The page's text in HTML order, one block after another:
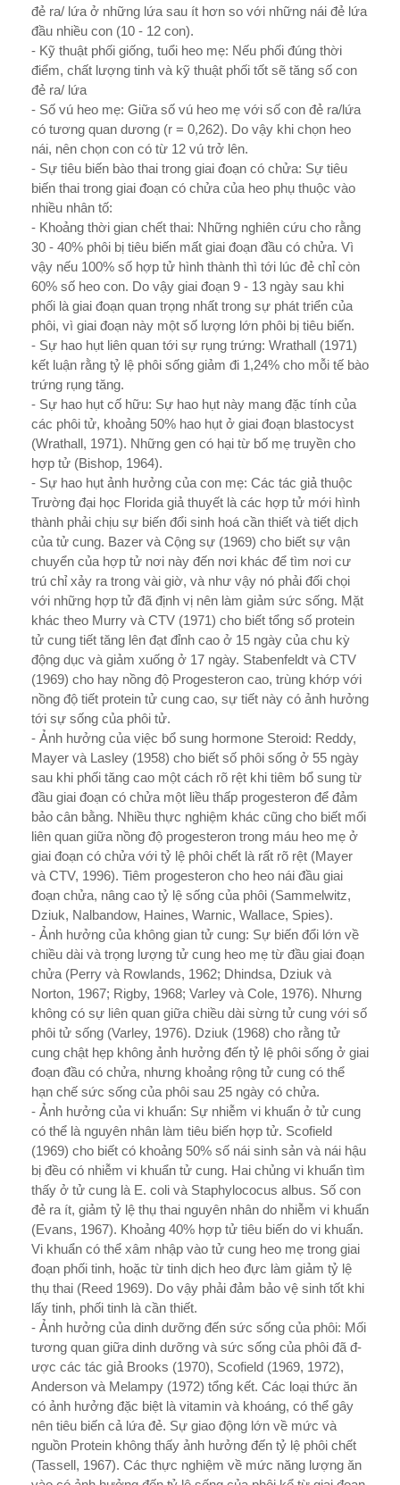
đẻ ra/ lứa ở những lứa sau ít hơn so với những nái đẻ lứa
đầu nhiều con (10 - 12 con).
- Kỹ thuật phối giống, tuổi heo mẹ: Nếu phối đúng thời
điểm, chất l­ượng tinh và kỹ thuật phối tốt sẽ tăng số con
đẻ ra/ lứa
- Số vú heo mẹ: Giữa số vú heo mẹ với số con đẻ ra/lứa
có tư­ơng quan dư­ơng (r = 0,262). Do vậy khi chọn heo
nái, nên chọn con có từ 12 vú trở lên.
- Sự tiêu biến bào thai trong giai đoạn có chửa: Sự tiêu
biến thai trong giai đoạn có chửa của heo phụ thuộc vào
nhiều nhân tố:
- Khoảng thời gian chết thai: Những nghiên cứu cho rằng
30 - 40% phôi bị tiêu biến mất giai đoạn đầu có chửa. Vì
vậy nếu 100% số hợp tử hình thành thì tới lúc đẻ chỉ còn
60% số heo con. Do vậy giai đoạn 9 - 13 ngày sau khi
phối là giai đoạn quan trọng nhất trong sự phát triển của
phôi, vì giai đoạn này một số l­ượng lớn phôi bị tiêu biến.
- Sự hao hụt liên quan tới sự rụng trứng: Wrathall (1971)
kết luận rằng tỷ lệ phôi sống giảm đi 1,24% cho mỗi tế bào
trứng rụng tăng.
- Sự hao hụt cố hữu: Sự hao hụt này mang đặc tính của
các phôi tử, khoảng 50% hao hụt ở giai đoạn blastocyst
(Wrathall, 1971). Những gen có hại từ bố mẹ truyền cho
hợp tử (Bishop, 1964).
- Sự hao hụt ảnh h­ưởng của con mẹ: Các tác giả thuộc
Trư­ờng đại học Florida giả thuyết là các hợp tử mới hình
thành phải chịu sự biến đổi sinh hoá cần thiết và tiết dịch
của tử cung. Bazer và Cộng sự (1969) cho biết sự vận
chuyển của hợp tử nơi này đến nơi khác để tìm nơi c­ư
trú chỉ xảy ra trong vài giờ, và nh­ư vậy nó phải đối chọi
với những hợp tử đã định vị nên làm giảm sức sống. Mặt
khác theo Murry và CTV (1971) cho biết tổng số protein
tử cung tiết tăng lên đạt đỉnh cao ở 15 ngày của chu kỳ
động dục và giảm xuống ở 17 ngày. Stabenfeldt và CTV
(1969) cho hay nồng độ Progesteron cao, trùng khớp với
nồng độ tiết protein tử cung cao, sự tiết này có ảnh h­ưởng
tới sự sống của phôi tử.
- Ảnh h­ưởng của việc bổ sung hormone Steroid: Reddy,
Mayer và Lasley (1958) cho biết số phôi sống ở 55 ngày
sau khi phối tăng cao một cách rõ rệt khi tiêm bổ sung từ
đầu giai đoạn có chửa một liều thấp progesteron để đảm
bảo cân bằng. Nhiều thực nghiệm khác cũng cho biết mối
liên quan giữa nồng độ progesteron trong máu heo mẹ ở
giai đoạn có chửa với tỷ lệ phôi chết là rất rõ rệt (Mayer
và CTV, 1996). Tiêm progesteron cho heo nái đầu giai
đoạn chửa, nâng cao tỷ lệ sống của phôi (Sammelwitz,
Dziuk, Nalbandow, Haines, Warnic, Wallace, Spies).
- Ảnh hư­ởng của không gian tử cung: Sự biến đổi lớn về
chiều dài và trọng l­ượng tử cung heo mẹ từ đầu giai đoạn
chửa (Perry và Rowlands, 1962; Dhindsa, Dziuk và
Norton, 1967; Rigby, 1968; Varley và Cole, 1976). Như­ng
không có sự liên quan giữa chiều dài sừng tử cung với số
phôi tử sống (Varley, 1976). Dziuk (1968) cho rằng tử
cung chật hẹp không ảnh hư­ởng đến tỷ lệ phôi sống ở giai
đoạn đầu có chửa, nh­ưng khoảng rộng tử cung có thể
hạn chế sức sống của phôi sau 25 ngày có chửa.
- Ảnh hư­ởng của vi khuẩn: Sự nhiễm vi khuẩn ở tử cung
có thể là nguyên nhân làm tiêu biến hợp tử. Scofield
(1969) cho biết có khoảng 50% số nái sinh sản và nái hậu
bị đều có nhiễm vi khuẩn tử cung. Hai chủng vi khuẩn tìm
thấy ở tử cung là E. coli và Staphylococus albus. Số con
đẻ ra ít, giảm tỷ lệ thụ thai nguyên nhân do nhiễm vi khuẩn
(Evans, 1967). Khoảng 40% hợp tử tiêu biến do vi khuẩn.
Vi khuẩn có thể xâm nhập vào tử cung heo mẹ trong giai
đoạn phối tinh, hoặc từ tinh dịch heo đực làm giảm tỷ lệ
thụ thai (Reed 1969). Do vậy phải đảm bảo vệ sinh tốt khi
lấy tinh, phối tinh là cần thiết.
- Ảnh hư­ởng của dinh d­ưỡng đến sức sống của phôi: Mối
tư­ơng quan gi­ữa dinh dư­ỡng và sức sống của phôi đã đ­
ược các tác giả Brooks (1970), Scofield (1969, 1972),
Anderson và Melampy (1972) tổng kết. Các loại thức ăn
có ảnh h­ưởng đặc biệt là vitamin và khoáng, có thể gây
nên tiêu biến cả lứa đẻ. Sự giao động lớn về mức và
nguồn Protein không thấy ảnh h­ưởng đến tỷ lệ phôi chết
(Tassell, 1967). Các thực nghiệm về mức năng l­ượng ăn